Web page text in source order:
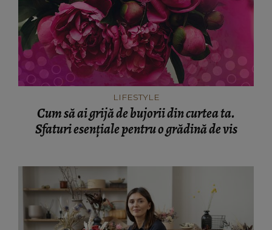
LIFESTYLE
Cum să ai grijă de bujorii din curtea ta.
Sfaturi esențiale pentru o grădină de vis